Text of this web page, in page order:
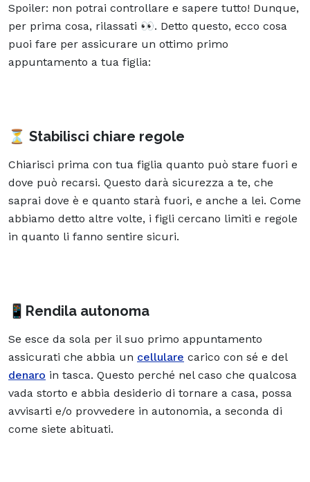
Spoiler: non potrai controllare e sapere tutto! Dunque,
per prima cosa, rilassati 👀. Detto questo, ecco cosa
puoi fare per assicurare un ottimo primo
appuntamento a tua figlia:
⏳ Stabilisci chiare regole
Chiarisci prima con tua figlia quanto può stare fuori e
dove può recarsi. Questo darà sicurezza a te, che
saprai dove è e quanto starà fuori, e anche a lei. Come
abbiamo detto altre volte, i figli cercano limiti e regole
in quanto li fanno sentire sicuri.
📱Rendila autonoma
Se esce da sola per il suo primo appuntamento
assicurati che abbia un cellulare carico con sé e del
denaro in tasca. Questo perché nel caso che qualcosa
vada storto e abbia desiderio di tornare a casa, possa
avvisarti e/o provvedere in autonomia, a seconda di
come siete abituati.